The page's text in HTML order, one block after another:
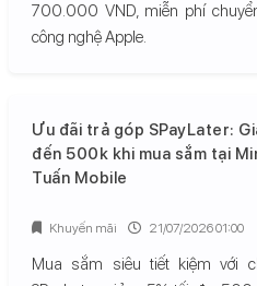
700.000 VND, miễn phí
công nghệ Apple.
Ưu đãi trả góp SPayLater:
đến 500k khi mua sắm tại
Tuấn Mobile
Mua sắm siêu tiết kiệm với
Khuyến mãi 21/07/2026 01:00